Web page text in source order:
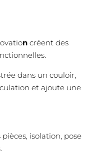
ncréent des
dans un couloir,
et ajoute une
isolation, pose